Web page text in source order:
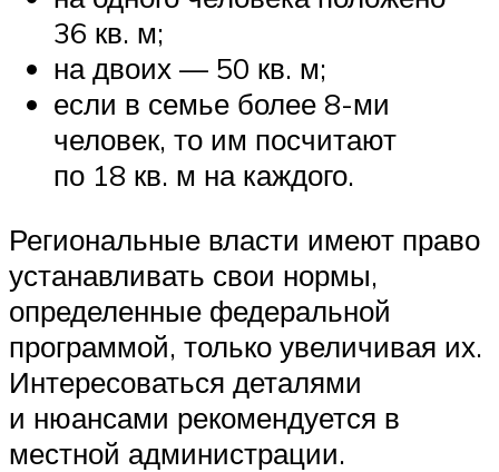
36 кв. м;
на двоих — 50 кв. м;
если в семье более 8-ми
человек, то им посчитают
по 18 кв. м на каждого.
Региональные власти имеют право
устанавливать свои нормы,
определенные федеральной
программой, только увеличивая их.
Интересоваться деталями
и нюансами рекомендуется в
местной администрации.